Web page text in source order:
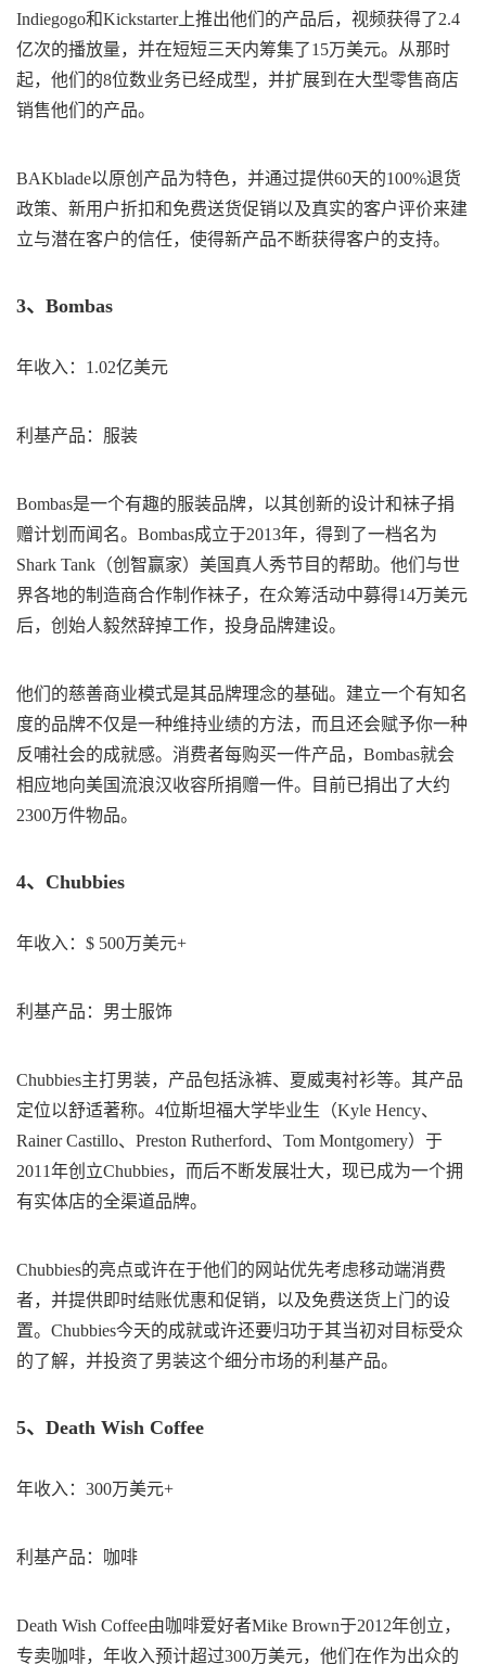
Indiegogo和Kickstarter上推出他们的产品后，视频获得了2.4
亿次的播放量，并在短短三天内筹集了15万美元。从那时
起，他们的8位数业务已经成型，并扩展到在大型零售商店
销售他们的产品。
BAKblade以原创产品为特色，并通过提供60天的100%退货
政策、新用户折扣和免费送货促销以及真实的客户评价来建
立与潜在客户的信任，使得新产品不断获得客户的支持。
3、Bombas
年收入：1.02亿美元
利基产品：服装
Bombas是一个有趣的服装品牌，以其创新的设计和袜子捐
赠计划而闻名。Bombas成立于2013年，得到了一档名为
Shark Tank（创智赢家）美国真人秀节目的帮助。他们与世
界各地的制造商合作制作袜子，在众筹活动中募得14万美元
后，创始人毅然辞掉工作，投身品牌建设。
他们的慈善商业模式是其品牌理念的基础。建立一个有知名
度的品牌不仅是一种维持业绩的方法，而且还会赋予你一种
反哺社会的成就感。消费者每购买一件产品，Bombas就会
相应地向美国流浪汉收容所捐赠一件。目前已捐出了大约
2300万件物品。
4、Chubbies
年收入：$ 500万美元+
利基产品：男士服饰
Chubbies主打男装，产品包括泳裤、夏威夷衬衫等。其产品
定位以舒适著称。4位斯坦福大学毕业生（Kyle Hency、
Rainer Castillo、Preston Rutherford、Tom Montgomery）于
2011年创立Chubbies，而后不断发展壮大，现已成为一个拥
有实体店的全渠道品牌。
Chubbies的亮点或许在于他们的网站优先考虑移动端消费
者，并提供即时结账优惠和促销，以及免费送货上门的设
置。Chubbies今天的成就或许还要归功于其当初对目标受众
的了解，并投资了男装这个细分市场的利基产品。
5、Death Wish Coffee
年收入：300万美元+
利基产品：咖啡
Death Wish Coffee由咖啡爱好者Mike Brown于2012年创立，
专卖咖啡，年收入预计超过300万美元，他们在作为出众的